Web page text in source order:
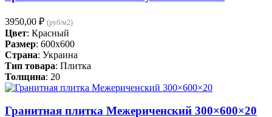
3950,00 ₽ (руб/м2)
Цвет: Красный
Размер: 600x600
Страна: Украина
Тип товара: Плитка
Толщина: 20
Гранитная плитка Межериченский 300×600×20